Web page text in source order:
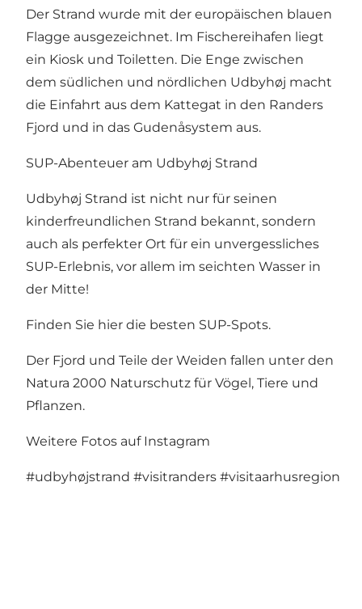
Der Strand wurde mit der europäischen blauen
Flagge ausgezeichnet. Im Fischereihafen liegt
ein Kiosk und Toiletten. Die Enge zwischen
dem südlichen und nördlichen Udbyhøj macht
die Einfahrt aus dem Kattegat in den Randers
Fjord und in das Gudenåsystem aus.
SUP-Abenteuer am Udbyhøj Strand
Udbyhøj Strand ist nicht nur für seinen
kinderfreundlichen Strand bekannt, sondern
auch als perfekter Ort für ein unvergessliches
SUP-Erlebnis, vor allem im seichten Wasser in
der Mitte!
Finden Sie hier die besten SUP-Spots.
Der Fjord und Teile der Weiden fallen unter den
Natura 2000 Naturschutz für Vögel, Tiere und
Pflanzen.
Weitere Fotos auf Instagram
#udbyhøjstrand #visitranders #visitaarhusregion